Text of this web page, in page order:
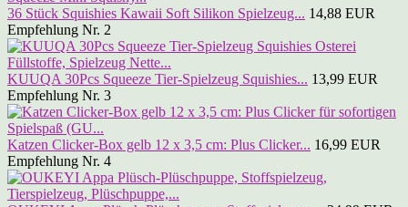
36 Stück Squishies Kawaii Soft Silikon Spielzeug... 14,88 EUR
Empfehlung Nr. 2
KUUQA 30Pcs Squeeze Tier-Spielzeug Squishies... 13,99 EUR
Empfehlung Nr. 3
Katzen Clicker-Box gelb 12 x 3,5 cm: Plus Clicker... 16,99 EUR
Empfehlung Nr. 4